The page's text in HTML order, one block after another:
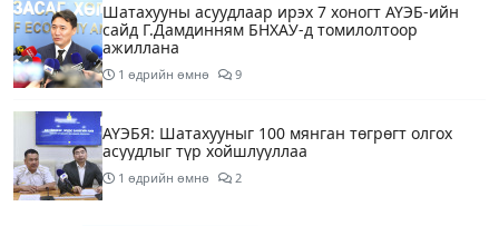
Шатахууны асуудлаар ирэх 7 хоногт АҮЭБ-ийн
сайд Г.Дамдинням БНХАУ-д томилолтоор
ажиллана
1 өдрийн өмнө 9
АҮЭБЯ: Шатахууныг 100 мянган төгрөгт олгох
асуудлыг түр хойшлууллаа
1 өдрийн өмнө 2